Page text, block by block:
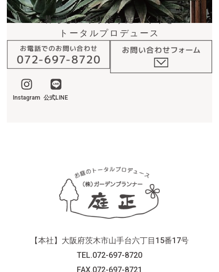
暮らしに寄り添う庭づくりを
トータルプロデュース
Instagram 公式LINE
【本社】大阪府茨木市山手台六丁目15番17号
TEL.072-697-8720
FAX.072-697-8721